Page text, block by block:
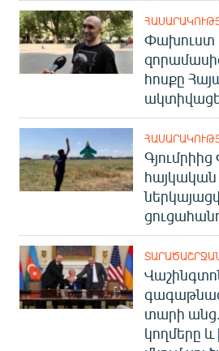
Փախուստ
հոսքը
հայկական
տարի անց.
կողմերը և